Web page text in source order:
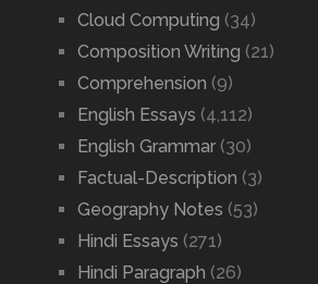
Cloud Computing (34)
Composition Writing (21)
Comprehension (9)
English Essays (4,112)
English Grammar(30)
Factual-Description (3)
Geography Notes (53)
Hindi Essays (271)
Hindi Paragraph (26)